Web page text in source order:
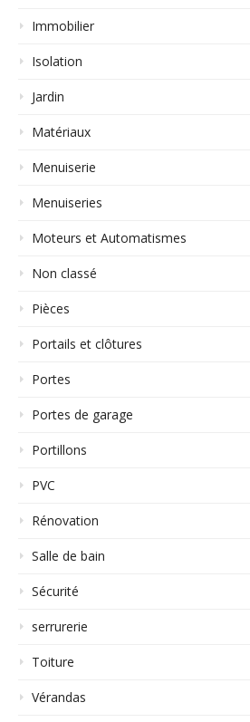
Immobilier
Isolation
Jardin
Matériaux
Menuiserie
Menuiseries
Moteurs et Automatismes
Non classé
Pièces
Portails et clôtures
Portes
Portes de garage
Portillons
PVC
Rénovation
Salle de bain
Sécurité
serrurerie
Toiture
Vérandas